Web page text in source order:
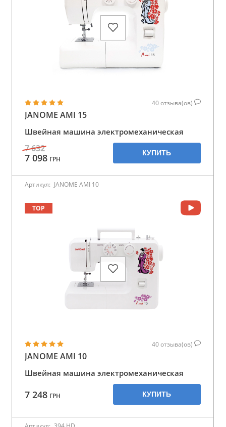
40отзыва(ов)
JANOME AMI 15
Швейная машина электромеханическая
7 632
7 098 ГРН
КУПИТЬ
Артикул: JANOME AMI 10
TOP
40отзыва(ов)
JANOME AMI 10
Швейная машина электромеханическая
7 248 ГРН КУПИТЬ